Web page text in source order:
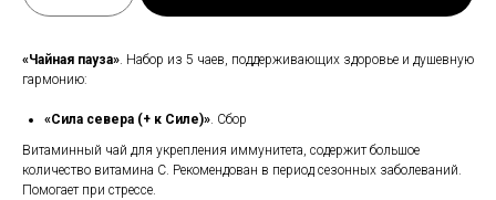
«Чайная пауза». Набор из 5 чаев, поддерживающих здоровье и душевную
гармонию:
«Сила севера (+ к Силе)». Сбор
Витаминный чай для укрепления иммунитета, содержит большое
количество витамина С. Рекомендован в период сезонных заболеваний.
Помогает при стрессе.